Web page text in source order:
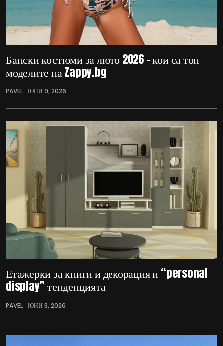
Бански костюми за люто 2026 – кои са топ
моделите на Zappy.bg
PAVEL ЮНИ 9, 2026
Етажерки за книги и декорация и “personal
display” тенденцията
PAVEL ЮНИ 3, 2026